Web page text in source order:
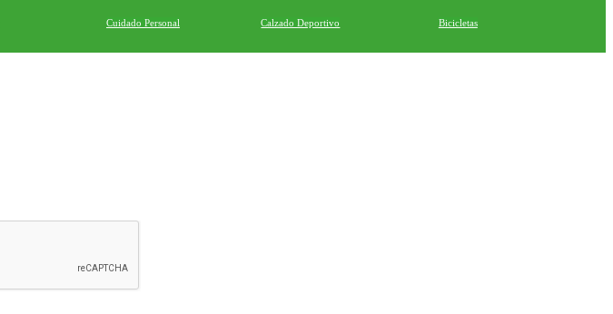
Cuidado Personal Calzado Deportivo
Bicicletas